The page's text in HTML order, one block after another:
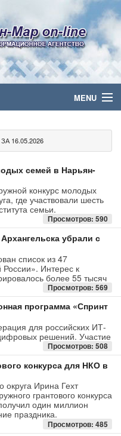
MENU
16.05.2026
семей в Нарьян-
конкурс молодых
где участвовали шесть
семьи.
Просмотров: 590
убрали с
список из 47
Интерес к
более 55 тысяч
Просмотров: 569
программа «Спринт
для российских ИТ-
решений. Участие
Просмотров: 508
конкурса для НКО в
округа Ирина Гехт
грантового конкурса
один миллион
праздника.
Просмотров: 485